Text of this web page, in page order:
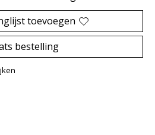
toevoegen
bestelling